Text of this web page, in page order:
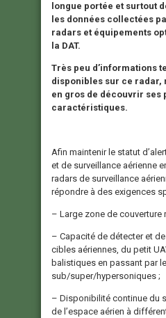
longue portée et surtout
les données collectées
radars et équipements
la DAT.
Très peu d’informations
disponibles sur ce radar,
en gros de découvrir ses
caractéristiques.
Afin maintenir le statut
et de surveillance aérienne
radars de surveillance
répondre à des exigences
– Large zone de couverture
– Capacité de détecter et
cibles aériennes, du petit
balistiques en passant par
sub/super/hypersoniques ;
– Disponibilité continue du
de l’espace aérien à